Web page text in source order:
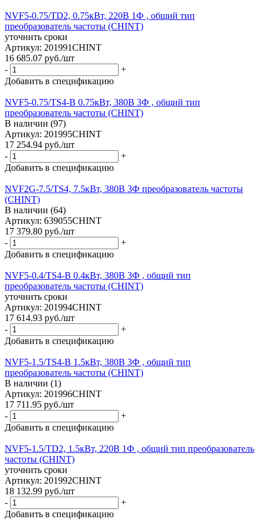
NVF5-0.75/TD2, 0.75кВт, 220В 1Ф , общий тип
преобразователь частоты (CHINT)
уточнить сроки
Артикул: 201991CHINT
16 685.07 руб./шт
-
+
Добавить в спецификацию
NVF5-0.75/TS4-B 0.75кВт, 380В 3Ф , общий тип
преобразователь частоты (CHINT)
В наличии (97)
Артикул: 201995CHINT
17 254.94 руб./шт
-
+
Добавить в спецификацию
NVF2G-7.5/TS4, 7.5кВт, 380В 3Ф преобразователь частоты
(CHINT)
В наличии (64)
Артикул: 639055CHINT
17 379.80 руб./шт
-
+
Добавить в спецификацию
NVF5-0.4/TS4-B 0.4кВт, 380В 3Ф , общий тип
преобразователь частоты (CHINT)
уточнить сроки
Артикул: 201994CHINT
17 614.93 руб./шт
-
+
Добавить в спецификацию
NVF5-1.5/TS4-B 1.5кВт, 380В 3Ф , общий тип
преобразователь частоты (CHINT)
В наличии (1)
Артикул: 201996CHINT
17 711.95 руб./шт
-
+
Добавить в спецификацию
NVF5-1.5/TD2, 1.5кВт, 220В 1Ф , общий тип преобразователь
частоты (CHINT)
уточнить сроки
Артикул: 201992CHINT
18 132.99 руб./шт
-
+
Добавить в спецификацию